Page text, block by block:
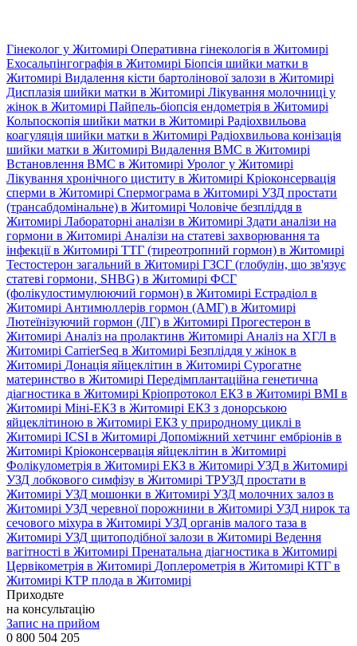
Гінеколог у Житомирі Оперативна гінекологія в Житомирі
Ехосальпінгографія в Житомирі Біопсія шийки матки в
Житомирі Видалення кісти бартолінової залози в Житомирі
Дисплазія шийки матки в Житомирі Лікування молочниці у
жінок в Житомирі Пайпель-біопсія ендометрія в Житомирі
Кольпоскопія шийки матки в Житомирі Радіохвильова
коагуляція шийки матки в Житомирі Радіохвильова конізація
шийки матки в Житомирі Видалення ВМС в Житомирі
Встановлення ВМС в Житомирі Уролог у Житомирі
Лікування хронічного циститу в Житомирі Кріоконсервація
сперми в Житомирі Спермограма в Житомирі УЗД простати
(трансабдомінальне) в Житомирі Чоловіче безпліддя в
Житомирі Лабораторні аналізи в Житомирі Здати аналізи на
гормони в Житомирі Аналізи на статеві захворювання та
інфекції в Житомирі ТТГ (тиреотропний гормон) в Житомирі
Тестостерон загальний в Житомирі ГЗСГ (глобулін, що зв'язує
статеві гормони, SHBG) в Житомирі ФСГ
(фолікулостимулюючий гормон) в Житомирі Естрадіол в
Житомирі Антимюллерів гормон (АМГ) в Житомирі
Лютеїнізуючий гормон (ЛГ) в Житомирі Прогестерон в
Житомирі Аналіз на пролактинв Житомирі Аналіз на ХГЛ в
Житомирі CarrierSeq в Житомирі Безпліддя у жінок в
Житомирі Донація яйцеклітин в Житомирі Сурогатне
материнство в Житомирі Передімплантаційна генетична
діагностика в Житомирі Кріопротокол ЕКЗ в Житомирі ВМІ в
Житомирі Міні-ЕКЗ в Житомирі ЕКЗ з донорською
яйцеклітиною в Житомирі ЕКЗ у природному циклі в
Житомирі ICSI в Житомирі Допоміжний хетчинг ембріонів в
Житомирі Кріоконсервація яйцеклітин в Житомирі
Фолікулометрія в Житомирі ЕКЗ в Житомирі УЗД в Житомирі
УЗД лобкового симфізу в Житомирі ТРУЗД простати в
Житомирі УЗД мошонки в Житомирі УЗД молочних залоз в
Житомирі УЗД черевної порожнини в Житомирі УЗД нирок та
сечового міхура в Житомирі УЗД органів малого таза в
Житомирі УЗД щитоподібної залози в Житомирі Ведення
вагітності в Житомирі Пренатальна діагностика в Житомирі
Цервікометрія в Житомирі Доплерометрія в Житомирі КТГ в
Житомирі КТР плода в Житомирі
Приходьте
на консультацію
Запис на прийом
0 800 504 205